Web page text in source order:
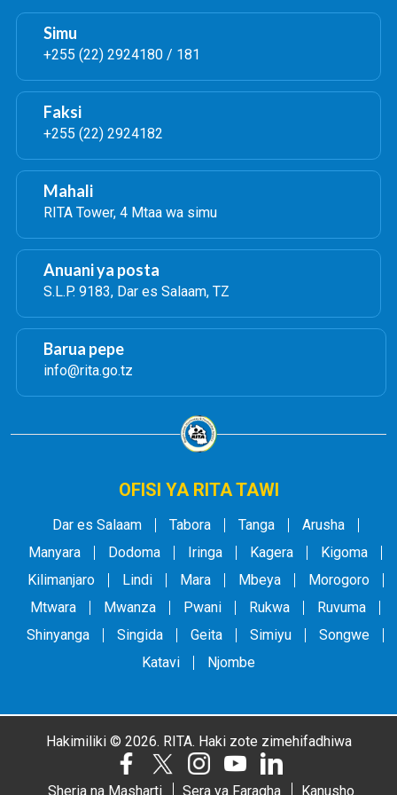
YA
CHAMAZI.
50
KIMATAIFA
ES
KIMATAIFA
YA
SALAAM
Simu
+255 (22) 2924180 / 181
Faksi
+255 (22) 2924182
Mahali
RITA Tower, 4 Mtaa wa simu
Anuani ya posta
S.L.P. 9183, Dar es Salaam, TZ
Barua pepe
info@rita.go.tz
OFISI YA RITA TAWI
Dar es Salaam Tabora Tanga
Arusha
Manyara
Dodoma Iringa Kagera
Kigoma
Kilimanjaro
Lindi Mara Mbeya
Morogoro
Mtwara
Mwanza Pwani Rukwa
Ruvuma
Shinyanga
Singida Geita Simiyu
Songwe
Katavi
Njombe
Hakimiliki © 2026. RITA. Haki zote zimehifadhiwa
Sheria na Masharti Sera ya Faragha Kanusho